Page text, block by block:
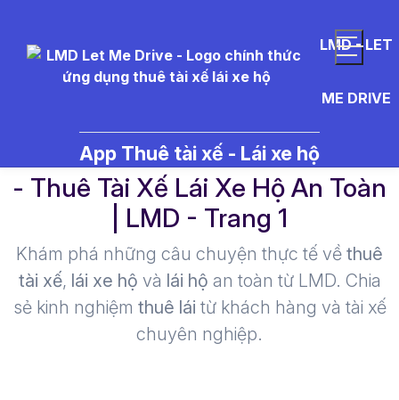
LMD - LET
ME DRIVE
App Thuê tài xế - Lái xe hộ
- Thuê Tài Xế Lái Xe Hộ An Toàn
| LMD - Trang 1​
Khám phá những câu chuyện thực tế về thuê
tài xế, lái xe hộ và lái hộ an toàn từ LMD. Chia
sẻ kinh nghiệm thuê lái từ khách hàng và tài xế
chuyên nghiệp.